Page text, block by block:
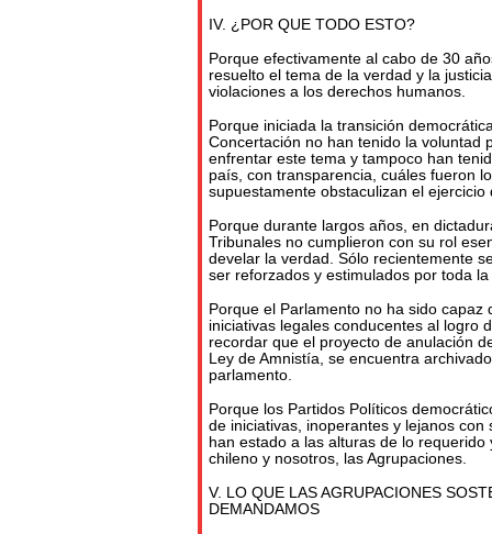
IV. ¿POR QUE TODO ESTO?
Porque efectivamente al cabo de 30
resuelto el tema de la verdad y la
violaciones a los derechos humanos.
Porque iniciada la transición
Concertación no han tenido la voluntad
enfrentar este tema y tampoco han
país, con transparencia, cuáles fueron
supuestamente obstaculizan el ejercicio
Porque durante largos años, en
Tribunales no cumplieron con su rol
develar la verdad. Sólo recientemente
ser reforzados y estimulados por toda
Porque el Parlamento no ha sido capaz
iniciativas legales conducentes al logro
recordar que el proyecto de anulación
Ley de Amnistía, se encuentra
parlamento.
Porque los Partidos Políticos
de iniciativas, inoperantes y lejanos con
han estado a las alturas de lo
chileno y nosotros, las Agrupaciones.
V. LO QUE LAS AGRUPACIONES
DEMANDAMOS